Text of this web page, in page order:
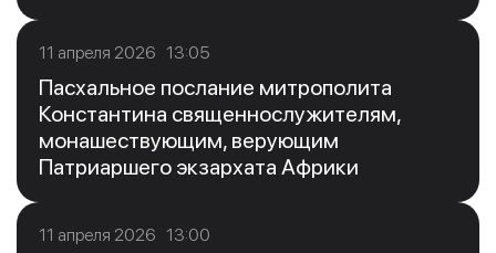
11 апреля 2026 13:05
Пасхальное послание митрополита
Константина священнослужителям,
монашествующим, верующим
Патриаршего экзархата Африки
11 апреля 2026 13:00